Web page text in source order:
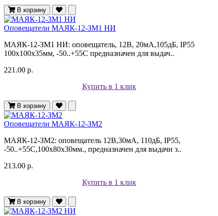
В корзину
Оповещатели МАЯК-12-ЗМ1 НИ
МАЯК-12-ЗМ1 НИ: оповещатель, 12В, 20мА,105дБ, IP55
100х100х35мм, -50..+55С предназначен для выдач..
221.00 р.
Купить в 1 клик
В корзину
Оповещатели МАЯК-12-ЗМ2
МАЯК-12-ЗМ2: оповещатель 12В,30мА, 110дБ, IP55,
-50..+55С,100х80х30мм., предназначен для выдачи з..
213.00 р.
Купить в 1 клик
В корзину